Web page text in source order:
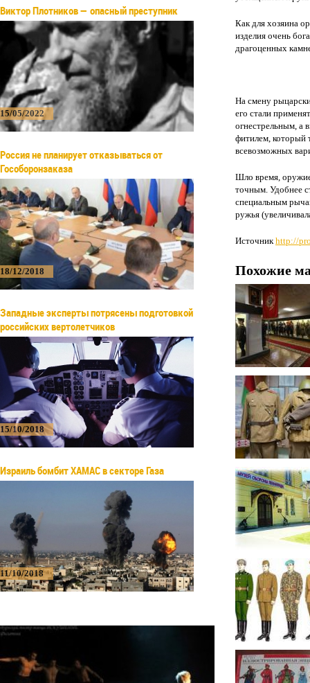
Виктор Плотников — опасный преступник
15/05/2022
Россия не планирует отказываться от
Гособоронзаказа
18/12/2018
Западные эксперты потрясены подготовкой
российских вертолетчиков
15/10/2018
Израиль бомбит ХАМАС в секторе Газа
11/10/2018
Как для хозяина
изделия очень
драгоценных
На смену
его стали
огнестрельным, а
фитилем, который
всевозможных
Шло время, оружие
точным. Удобнее
специальным
ружья
Источникhttp://
Похожие